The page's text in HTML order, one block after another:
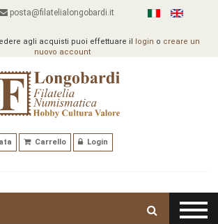
posta@filatelialongobardi.it
agli acquisti puoi effettuare il login o creare un
nuovo account
Carrello Login